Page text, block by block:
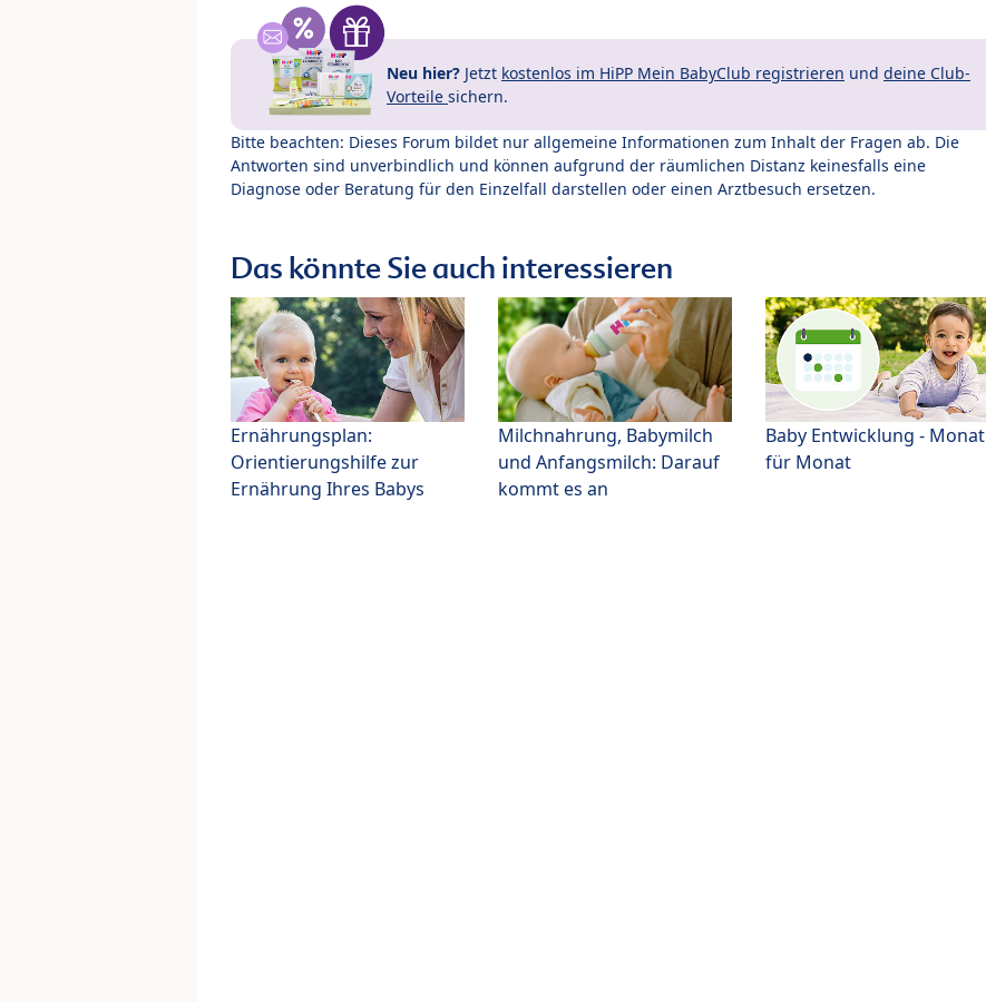
Neu hier? Jetzt kostenlos im HiPP Mein BabyClub registrieren und deine Club-
Vorteile sichern.
Bitte beachten: Dieses Forum bildet nur allgemeine Informationen zum Inhalt der Fragen ab. Die
Antworten sind unverbindlich und können aufgrund der räumlichen Distanz keinesfalls eine
Diagnose oder Beratung für den Einzelfall darstellen oder einen Arztbesuch ersetzen.
Das könnte Sie auch interessieren
Ernährungsplan:
Orientierungshilfe zur
Ernährung Ihres Babys
Milchnahrung, Babymilch
und Anfangsmilch: Darauf
kommt es an
Baby Entwicklung - Monat
für Monat